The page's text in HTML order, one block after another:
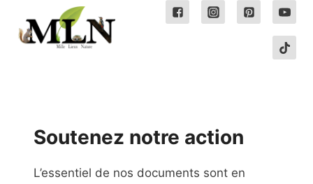
Soutenez notre action
L’essentiel de nos documents sont en